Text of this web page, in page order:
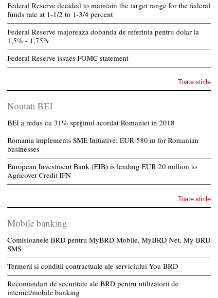
Federal Reserve decided to maintain the target range for the federal
funds rate at 1-1/2 to 1-3/4 percent
Federal Reserve majoreaza dobanda de referinta pentru dolar la
1,5% - 1,75%
Federal Reserve issues FOMC statement
Toate stirile
Noutati BEI
BEI a redus cu 31% sprijinul acordat Romaniei in 2018
Romania implements SME Initiative: EUR 580 m for Romanian
businesses
European Investment Bank (EIB) is lending EUR 20 million to
Agricover Credit IFN
Toate stirile
Mobile banking
Comisioanele BRD pentru MyBRD Mobile, MyBRD Net, My BRD
SMS
Termeni si conditii contractuale ale serviciului You BRD
Recomandari de securitate ale BRD pentru utilizatorii de
internet/mobile banking